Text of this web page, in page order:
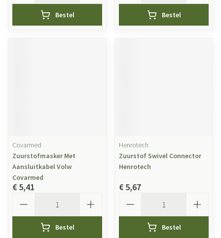
Bestel Bestel
Covarmed
Zuurstofmasker Met
Aansluitkabel Volw
Covarmed
€ 5,41
Bestel
Henrotech
Zuurstof Swivel Connector
Henrotech
€ 5,67
Bestel